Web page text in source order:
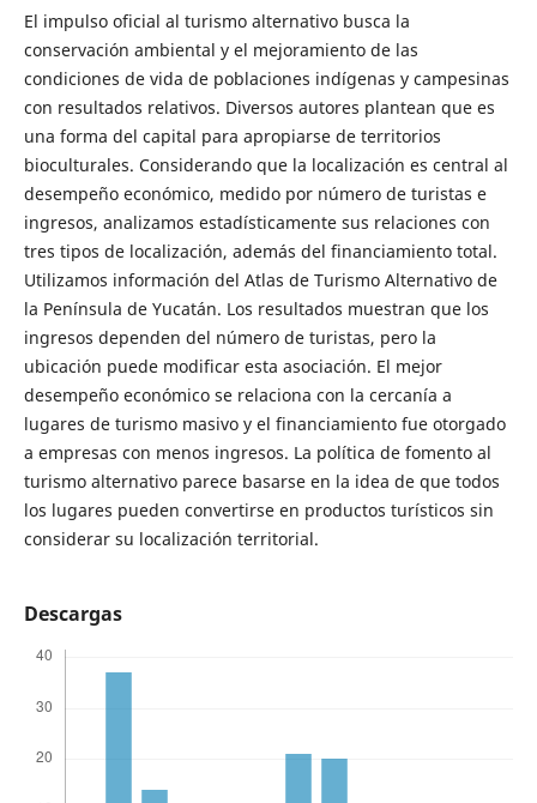
El impulso oficial al turismo alternativo busca la
conservación ambiental y el mejoramiento de las
condiciones de vida de poblaciones indígenas y campesinas
con resultados relativos. Diversos autores plantean que es
una forma del capital para apropiarse de territorios
bioculturales. Considerando que la localización es central al
desempeño económico, medido por número de turistas e
ingresos, analizamos estadísticamente sus relaciones con
tres tipos de localización, además del financiamiento total.
Utilizamos información del Atlas de Turismo Alternativo de
la Península de Yucatán. Los resultados muestran que los
ingresos dependen del número de turistas, pero la
ubicación puede modificar esta asociación. El mejor
desempeño económico se relaciona con la cercanía a
lugares de turismo masivo y el financiamiento fue otorgado
a empresas con menos ingresos. La política de fomento al
turismo alternativo parece basarse en la idea de que todos
los lugares pueden convertirse en productos turísticos sin
considerar su localización territorial.
Descargas